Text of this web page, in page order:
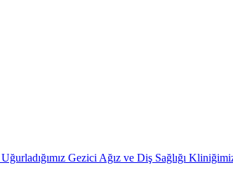
Gezici Ağız ve Diş Sağlığı